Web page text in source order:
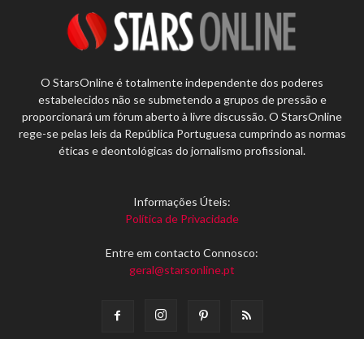
O StarsOnline é totalmente independente dos poderes
estabelecidos não se submetendo a grupos de pressão e
proporcionará um fórum aberto à livre discussão. O StarsOnline
rege-se pelas leis da República Portuguesa cumprindo as normas
éticas e deontológicas do jornalismo profissional.
Informações Úteis:
Política de Privacidade
Entre em contacto Connosco:
geral@starsonline.pt